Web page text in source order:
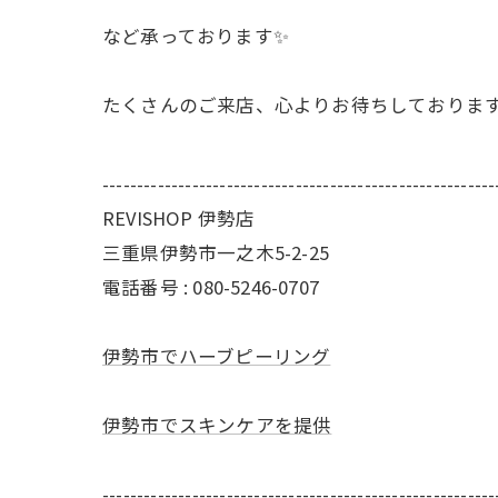
など承っております✨
たくさんのご来店、心よりお待ちしております
REVISHOP 伊勢店
三重県伊勢市一之木5-2-25
電話番号 : 080-5246-0707
伊勢市でハーブピーリング
伊勢市でスキンケアを提供